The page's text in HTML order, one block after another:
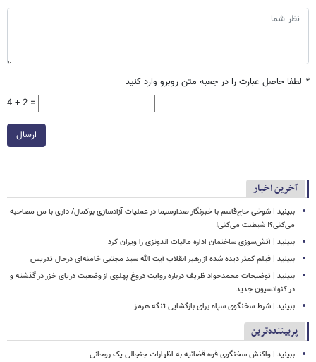
* لطفا حاصل عبارت را در جعبه متن روبرو وارد کنید
4 + 2 =
ارسال
آخرین اخبار
ببینید | شوخی حاج‌قاسم با خبرنگار صداوسیما در عملیات آزادسازی بوکمال/ داری با من مصاحبه‌
می‌کنی؟! شیطنت می‌کنی!
ببینید | آتش‌سوزی ساختمان اداره مالیات اندونزی را ویران کرد
ببینید | فیلم کمتر دیده شده از رهبر انقلاب آیت الله سید مجتبی خامنه‌ای درحال تدریس
ببینید | توضیحات محمدجواد ظریف درباره روایت دروغ پهلوی از وضعیت دریای خزر در گذشته و
در کنوانسیون جدید
ببینید | شرط سخنگوی سپاه برای بازگشایی تنگه هرمز
پربیننده‌ترین
ببینید | واکنش سخنگوی قوه قضائیه به اظهارات جنجالی یک روحانی